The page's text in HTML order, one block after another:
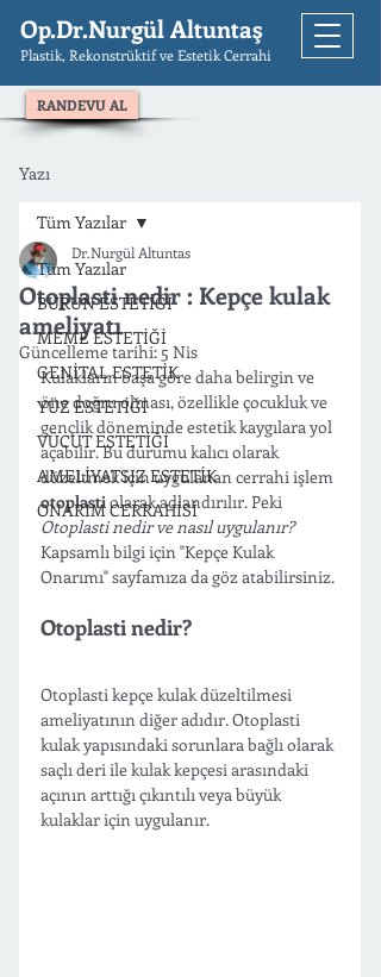
Op.Dr.Nurgül Altuntaş
Plastik, Rekonstrüktif ve Estetik Cerrahi
RANDEVU AL
Yazı
Tüm Yazılar
BURUN ESTETİĞİ
MEME ESTETİĞİ
GENİTAL ESTETİK
YÜZ ESTETİĞİ
VÜCUT ESTETİĞİ
AMELİYATSIZ ESTETİK
ONARIM CERRAHİSİ
Tüm Yazılar
Otoplasti nedir : Kepçe kulak
ameliyatı
Dr.Nurgül Altuntas
Güncelleme tarihi:5 Nis
Kulakların başa göre daha belirgin ve
öne doğru olması, özellikle çocukluk ve
gençlik döneminde estetik kaygılara yol
açabilir. Bu durumu kalıcı olarak
düzeltmek için uygulanan cerrahi işlem
otoplasti olarak adlandırılır. Peki
Otoplasti nedir ve nasıl uygulanır?
Kapsamlı bilgi için "Kepçe Kulak
Onarımı" sayfamıza da göz atabilirsiniz.
Otoplasti nedir?
Otoplasti kepçe kulak düzeltilmesi
ameliyatının diğer adıdır. Otoplasti
kulak yapısındaki sorunlara bağlı olarak
saçlı deri ile kulak kepçesi arasındaki
açının arttığı çıkıntılı veya büyük
kulaklar için uygulanır.